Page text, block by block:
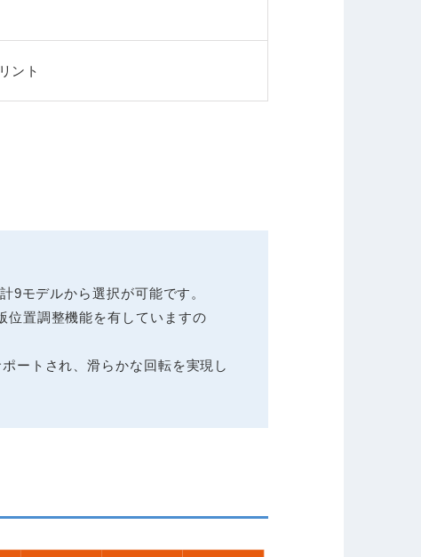
ント
9モデルから選択が可能です。
位置調整機能を有していますの
ートされ、滑らかな回転を実現し